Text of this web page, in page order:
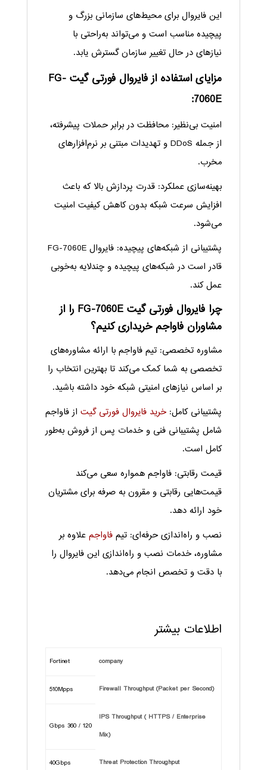
این فایروال برای محیط‌های سازمانی بزرگ و
پیچیده مناسب است و می‌تواند به‌راحتی با
نیازهای در حال تغییر سازمان گسترش یابد.
مزایای استفاده از فایروال فورتی گیت FG-
7060E:
امنیت بی‌نظیر: محافظت در برابر حملات پیشرفته،
از جمله DDoS و تهدیدات مبتنی بر نرم‌افزارهای
مخرب.
بهینه‌سازی عملکرد: قدرت پردازش بالا که باعث
افزایش سرعت شبکه بدون کاهش کیفیت امنیت
می‌شود.
پشتیبانی از شبکه‌های پیچیده: فایروال FG-7060E
قادر است در شبکه‌های پیچیده و چندلایه به‌خوبی
عمل کند.
چرا فایروال فورتی گیت FG-7060E را از
مشاوران فاواجم خریداری کنیم؟
مشاوره تخصصی: تیم فاواجم با ارائه مشاوره‌های
تخصصی به شما کمک می‌کند تا بهترین انتخاب را
بر اساس نیازهای امنیتی شبکه خود داشته باشید.
پشتیبانی کامل: خرید فایروال فورتی گیتاز فاواجم
شامل پشتیبانی فنی و خدمات پس از فروش به‌طور
کامل است.
قیمت رقابتی: فاواجم همواره سعی می‌کند
قیمت‌هایی رقابتی و مقرون به صرفه برای مشتریان
خود ارائه دهد.
نصب و راه‌اندازی حرفه‌ای: تیم فاواجمعلاوه بر
مشاوره، خدمات نصب و راه‌اندازی این فایروال را
با دقت و تخصص انجام می‌دهد.
اطلاعات بیشتر
company
Fortinet
Firewall Throughput (Packet per Second)
510Mpps
IPS Throughput ( HTTPS / Enterprise
Mix)
120 / 360 Gbps
Threat Protection Throughput
40Gbps